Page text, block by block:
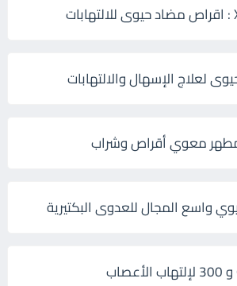
لعلاج الإسهال والالتهابات
واسع المجال للعدوى البكتيرية